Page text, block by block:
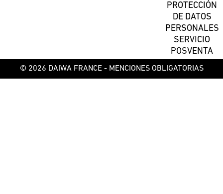
PROTECCIÓN
DE DATOS
PERSONALES
SERVICIO
POSVENTA
© 2026 DAIWA FRANCE - MENCIONES OBLIGATORIAS